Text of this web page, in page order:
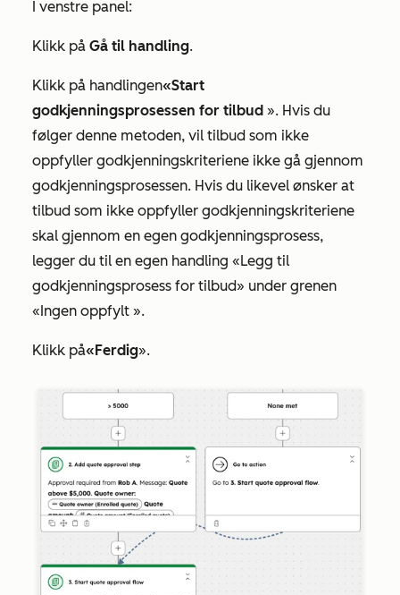
I venstre panel:
Klikk på Gå til handling.
Klikk på handlingen«Start
godkjenningsprosessen for tilbud ». Hvis du
følger denne metoden, vil tilbud som ikke
oppfyller godkjenningskriteriene ikke gå gjennom
godkjenningsprosessen. Hvis du likevel ønsker at
tilbud som ikke oppfyller godkjenningskriteriene
skal gjennom en egen godkjenningsprosess,
legger du til en egen handling «Legg til
godkjenningsprosess for tilbud» under grenen
«Ingen oppfylt ».
Klikk på«Ferdig».